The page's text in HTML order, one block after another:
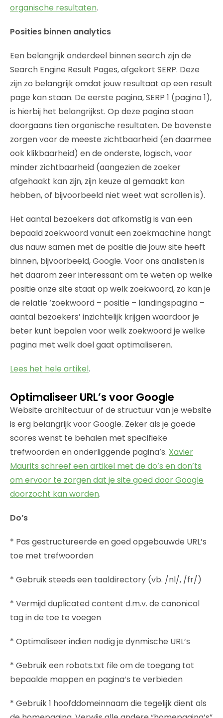
organische resultaten.
Posities binnen analytics
Een belangrijk onderdeel binnen search zijn de
Search Engine Result Pages, afgekort SERP. Deze
zijn zo belangrijk omdat jouw resultaat op een result
page kan staan. De eerste pagina, SERP 1 (pagina 1),
is hierbij het belangrijkst. Op deze pagina staan
doorgaans tien organische resultaten. De bovenste
zorgen voor de meeste zichtbaarheid (en daarmee
ook klikbaarheid) en de onderste, logisch, voor
minder zichtbaarheid (aangezien de zoeker
afgehaakt kan zijn, zijn keuze al gemaakt kan
hebben, of bijvoorbeeld niet weet wat scrollen is).
Het aantal bezoekers dat afkomstig is van een
bepaald zoekwoord vanuit een zoekmachine hangt
dus nauw samen met de positie die jouw site heeft
binnen, bijvoorbeeld, Google. Voor ons analisten is
het daarom zeer interessant om te weten op welke
positie onze site staat op welk zoekwoord, zo kan je
de relatie ‘zoekwoord – positie – landingspagina –
aantal bezoekers’ inzichtelijk krijgen waardoor je
beter kunt bepalen voor welk zoekwoord je welke
pagina met welk doel gaat optimaliseren.
Lees het hele artikel.
Optimaliseer URL’s voor Google
Website architectuur of de structuur van je website
is erg belangrijk voor Google. Zeker als je goede
scores wenst te behalen met specifieke
trefwoorden en onderliggende pagina’s. Xavier
Maurits schreef een artikel met de do’s en don’ts
om ervoor te zorgen dat je site goed door Google
doorzocht kan worden.
Do’s
* Pas gestructureerde en goed opgebouwde URL’s
toe met trefwoorden
* Gebruik steeds een taaldirectory (vb. /nl/, /fr/)
* Vermijd duplicated content d.m.v. de canonical
tag in de toe te voegen
* Optimaliseer indien nodig je dynmische URL’s
* Gebruik een robots.txt file om de toegang tot
bepaalde mappen en pagina’s te verbieden
* Gebruik 1 hoofddomeinnaam die tegelijk dient als